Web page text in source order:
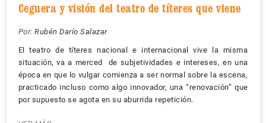
Ceguera y visión del teatro de títeres que viene
Por: Rubén Darío Salazar
El teatro de títeres nacional e internacional vive la misma
situación, va a merced de subjetividades e intereses, en una
época en que lo vulgar comienza a ser normal sobre la escena,
practicado incluso como algo innovador, una “renovación” que
por supuesto se agota en su aburrida repetición.